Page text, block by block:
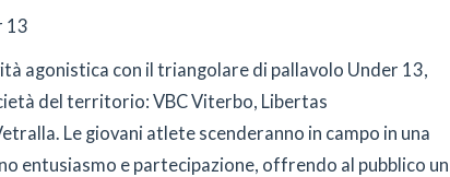
13
agonistica con il triangolare di pallavolo Under 13,
del territorio: VBC Viterbo, Libertas
Le giovani atlete scenderanno in campo in una
entusiasmo e partecipazione, offrendo al pubblico un